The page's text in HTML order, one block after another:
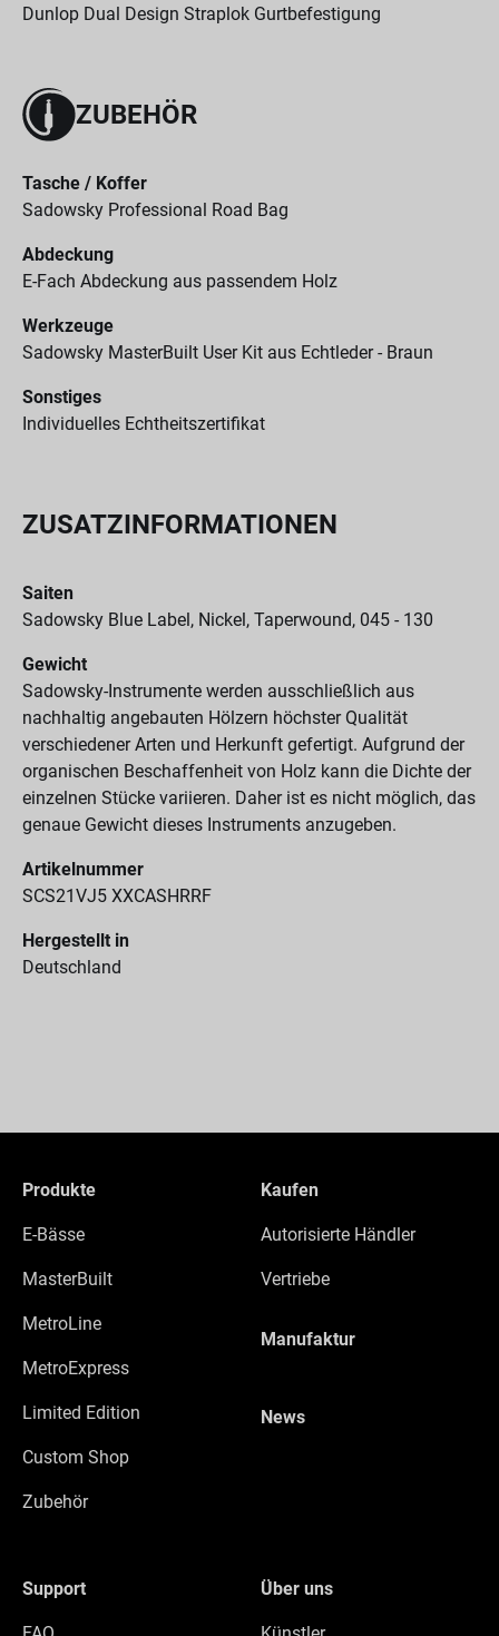
Dunlop Dual Design Straplok Gurtbefestigung
ZUBEHÖR
Tasche / Koffer
Sadowsky Professional Road Bag
Abdeckung
E-Fach Abdeckung aus passendem Holz
Werkzeuge
Sadowsky MasterBuilt User Kit aus Echtleder - Braun
Sonstiges
Individuelles Echtheitszertifikat
ZUSATZINFORMATIONEN
Saiten
Sadowsky Blue Label, Nickel, Taperwound, 045 - 130
Gewicht
Sadowsky-Instrumente werden ausschließlich aus
nachhaltig angebauten Hölzern höchster Qualität
verschiedener Arten und Herkunft gefertigt. Aufgrund der
organischen Beschaffenheit von Holz kann die Dichte der
einzelnen Stücke variieren. Daher ist es nicht möglich, das
genaue Gewicht dieses Instruments anzugeben.
Artikelnummer
SCS21VJ5 XXCASHRRF
Hergestellt in
Deutschland
Produkte
E-Bässe
MasterBuilt
MetroLine
MetroExpress
Limited Edition
Custom Shop
Zubehör
Kaufen
Autorisierte Händler
Vertriebe
Manufaktur
News
Support Über uns